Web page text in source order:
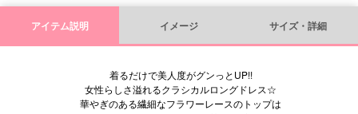
アイテム説明 イメージ サイズ・詳細
着るだけで美人度がグンっとUP!!
女性らしさ溢れるクラシカルロングドレス☆
華やぎのある繊細なフラワーレースのトップは